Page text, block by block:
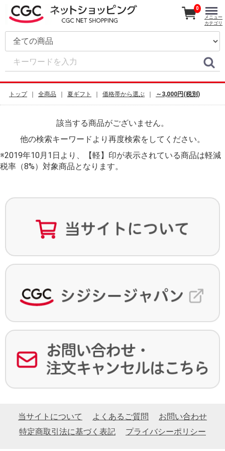
0
メニュー
カテゴリ
トップ 全商品 夏ギフト 価格帯から選ぶ ～3,000円(税別)
該当する商品がございません。
他の検索キーワードより再度検索をしてください。
※2019年10月1日より、【軽】印が表示されている商品は軽減
税率（8%）対象商品となります。
当サイトについて よくあるご質問
お問い合わせ
特定商取引法に基づく表記
プライバシーポリシー